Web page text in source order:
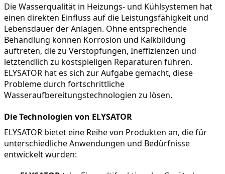
Die Wasserqualität in Heizungs- und Kühlsystemen hat
einen direkten Einfluss auf die Leistungsfähigkeit und
Lebensdauer der Anlagen. Ohne entsprechende
Behandlung können Korrosion und Kalkbildung
auftreten, die zu Verstopfungen, Ineffizienzen und
letztendlich zu kostspieligen Reparaturen führen.
ELYSATOR hat es sich zur Aufgabe gemacht, diese
Probleme durch fortschrittliche
Wasseraufbereitungstechnologien zu lösen.
Die Technologien von ELYSATOR
ELYSATOR bietet eine Reihe von Produkten an, die für
unterschiedliche Anwendungen und Bedürfnisse
entwickelt wurden: